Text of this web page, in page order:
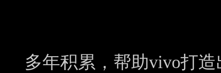
多年积累，帮助vivo打